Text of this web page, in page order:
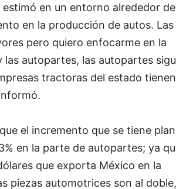
estimó en un entorno alrededor
en la producción de autos. Las
pero quiero enfocarme en la
las autopartes, las autopartes
tractoras del estado tienen
el incremento que se tiene
en la parte de autopartes; ya
que exporta México en la
piezas automotrices son al doble,